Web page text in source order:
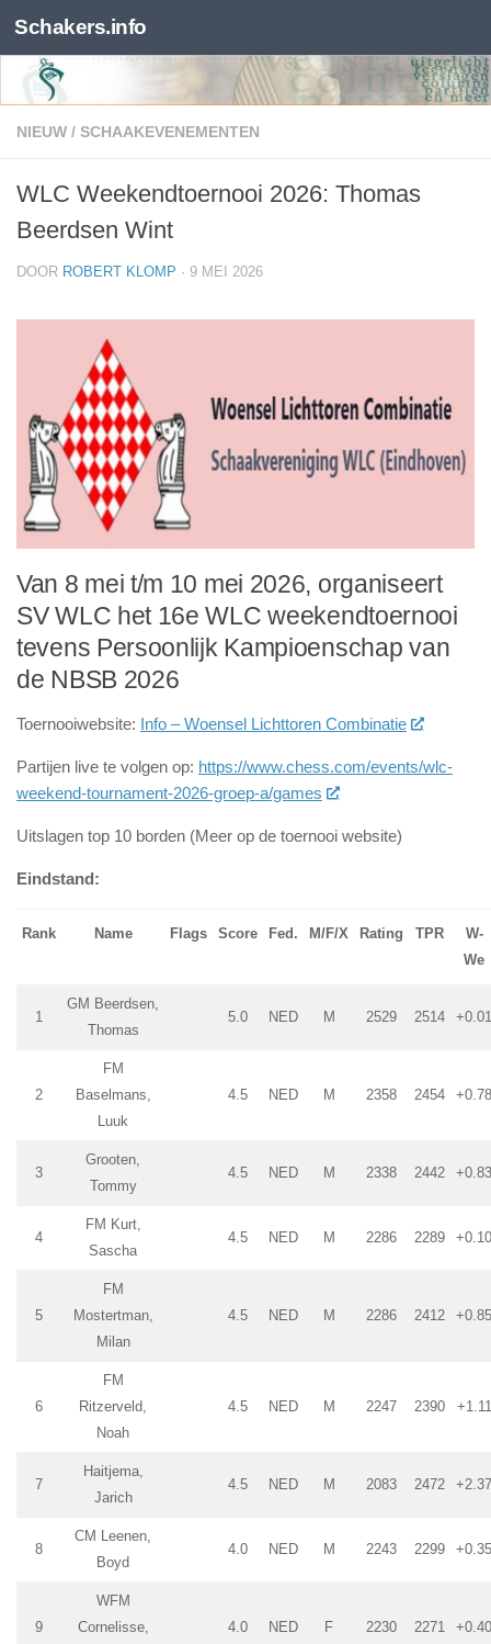
Skip to content
Schakers.info
NIEUW / SCHAAKEVENEMENTEN
WLC Weekendtoernooi 2026: Thomas
Beerdsen Wint
DOOR ROBERT KLOMP · 9 MEI 2026
Van 8 mei t/m 10 mei 2026, organiseert
SV WLC het 16e WLC weekendtoernooi
tevens Persoonlijk Kampioenschap van
de NBSB 2026
Toernooiwebsite: Info – Woensel Lichttoren Combinatie
Partijen live te volgen op: https://www.chess.com/events/wlc-
weekend-tournament-2026-groep-a/games
Uitslagen top 10 borden (Meer op de toernooi website)
Eindstand:
Rank Name Flags Score Fed. M/F/X Rating TPR
W-
We
1
GM Beerdsen,
Thomas
5.0 NED M 2529 2514 +0.01
2
FM
Baselmans,
Luuk
4.5 NED M 2358 2454 +0.78
3
Grooten,
Tommy
4.5 NED M 2338 2442 +0.83
4
FM Kurt,
Sascha
4.5 NED M 2286 2289 +0.10
5
FM
Mostertman,
Milan
4.5 NED M 2286 2412 +0.85
6
FM
Ritzerveld,
Noah
4.5 NED M 2247 2390 +1.11
7
Haitjema,
Jarich
4.5 NED M 2083 2472 +2.37
8
CM Leenen,
Boyd
4.0 NED M 2243 2299 +0.35
9
WFM
Cornelisse,
4.0 NED F 2230 2271 +0.40